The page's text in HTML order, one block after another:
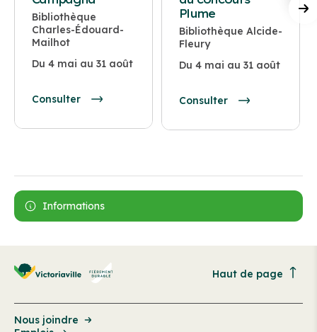
Bibliothèque
Charles-Édouard-
Mailhot
Du 4 mai au 31 août
Consulter
Plume
Bibliothèque Alcide-
Fleury
Du 4 mai au 31 août
Consulter
Informations
Haut de page
Nous joindre